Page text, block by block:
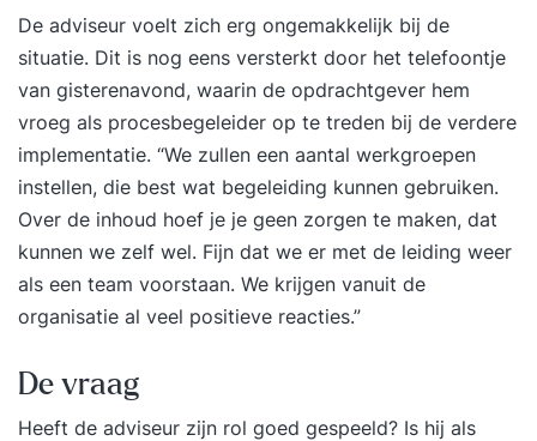
De adviseur voelt zich erg ongemakkelijk bij de
situatie. Dit is nog eens versterkt door het telefoontje
van gisterenavond, waarin de opdrachtgever hem
vroeg als procesbegeleider op te treden bij de verdere
implementatie. “We zullen een aantal werkgroepen
instellen, die best wat begeleiding kunnen gebruiken.
Over de inhoud hoef je je geen zorgen te maken, dat
kunnen we zelf wel. Fijn dat we er met de leiding weer
als een team voorstaan. We krijgen vanuit de
organisatie al veel positieve reacties.”
De vraag
Heeft de adviseur zijn rol goed gespeeld? Is hij als